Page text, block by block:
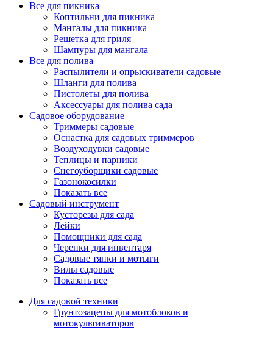
Все для пикника
Коптильни для пикника
Мангалы для пикника
Решетка для гриля
Шампуры для мангала
Все для полива
Распылители и опрыскиватели садовые
Шланги для полива
Пистолеты для полива
Аксессуары для полива сада
Садовое оборудование
Триммеры садовые
Оснастка для садовых триммеров
Воздуходувки садовые
Теплицы и парники
Снегоуборщики садовые
Газонокосилки
Показать все
Садовый инструмент
Кусторезы для сада
Лейки
Помощники для сада
Черенки для инвентаря
Садовые тяпки и мотыги
Вилы садовые
Показать все
Для садовой техники
Грунтозацепы для мотоблоков и
мотокультиваторов